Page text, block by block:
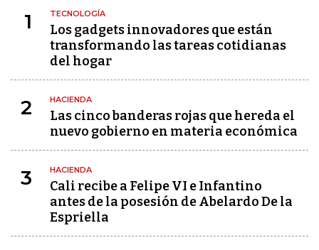
1 TECNOLOGÍA
Los gadgets innovadores que están
transformando las tareas cotidianas
del hogar
2 HACIENDA
Las cinco banderas rojas que hereda el
nuevo gobierno en materia económica
3 HACIENDA
Cali recibe a Felipe VI e Infantino
antes de la posesión de Abelardo De la
Espriella